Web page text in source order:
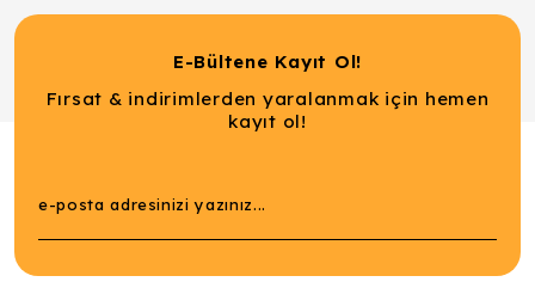
E-Bültene Kayıt Ol!
Fırsat & indirimlerden yaralanmak için hemen
kayıt ol!